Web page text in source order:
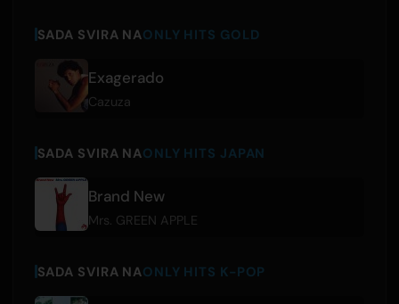
SADA SVIRA NAONLY HITS GOLD
Exagerado
Cazuza
SADA SVIRA NAONLY HITS JAPAN
Brand New
Mrs. GREEN APPLE
SADA SVIRA NAONLY HITS K-POP